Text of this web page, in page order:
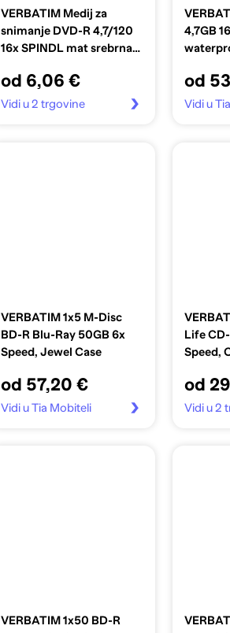
VERBATIM Medij za
snimanje DVD-R 4,7/120
16x SPINDL mat srebrna
od 6,06 €
Vidi u 2 trgovine
4,7GB
od
Vidi u
VERBATIM 1x5 M-Disc
BD-R Blu-Ray 50GB 6x
Speed, Jewel Case
od 57,20 €
Vidi u Tia Mobiteli
Life
Speed,
od
Vidi u 2
VERBATIM 1x50 BD-R